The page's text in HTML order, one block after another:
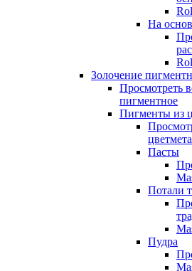
На
Золочение
Просмотреть
пигментное
Пигменты из
Пасты
Потали
Пудра